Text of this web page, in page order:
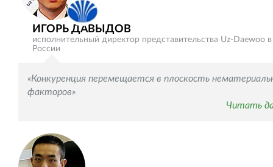
ИГОРЬ ДАВЫДОВ
исполнительный директор представительства Uz-Daewoo в
России
«Конкуренция перемещается в плоскость
факторов»
Читать